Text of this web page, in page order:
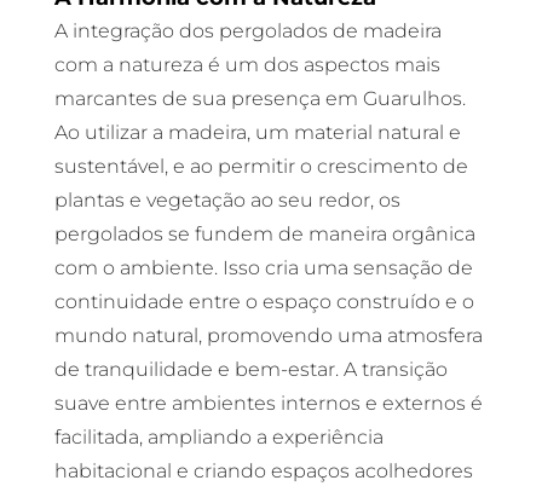
A integração dos pergolados de madeira
com a natureza é um dos aspectos mais
marcantes de sua presença em Guarulhos.
Ao utilizar a madeira, um material natural e
sustentável, e ao permitir o crescimento de
plantas e vegetação ao seu redor, os
pergolados se fundem de maneira orgânica
com o ambiente. Isso cria uma sensação de
continuidade entre o espaço construído e o
mundo natural, promovendo uma atmosfera
de tranquilidade e bem-estar. A transição
suave entre ambientes internos e externos é
facilitada, ampliando a experiência
habitacional e criando espaços acolhedores